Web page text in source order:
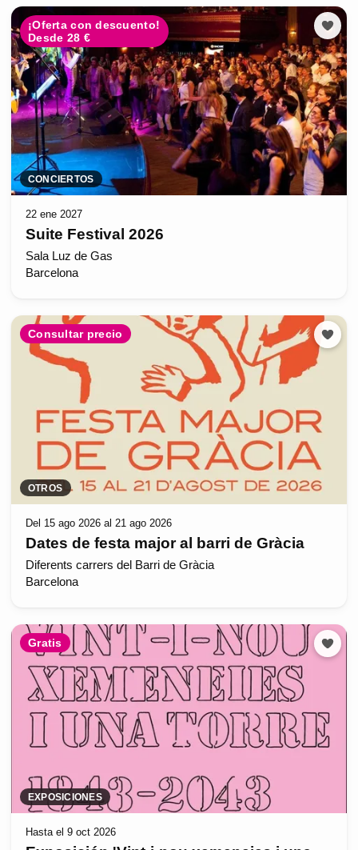
¡Oferta con descuento!
Desde 28 €
CONCIERTOS
22 ene 2027
Suite Festival 2026
Sala Luz de Gas
Barcelona
Consultar precio
OTROS
Del 15 ago 2026 al 21 ago 2026
Dates de festa major al barri de Gràcia
Diferents carrers del Barri de Gràcia
Barcelona
Gratis
EXPOSICIONES
Hasta el 9 oct 2026